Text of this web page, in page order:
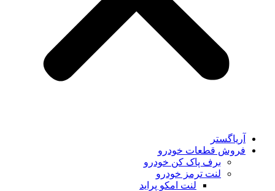
قطعات خودرو
برف پاک کن خودرو
لنت ترمز خودرو
لنت امکو پراید